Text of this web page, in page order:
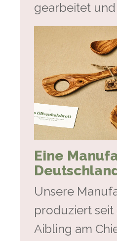
gearbeitet
Eine
Unsere
produziert seit
Aibling am